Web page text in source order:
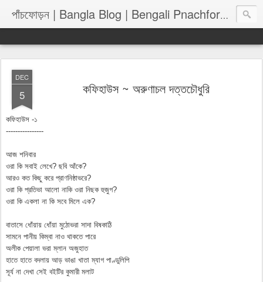
পাঁচফোড়ন | Bangla Blog | Bengali Pnachforon
DEC
5 কফিহাউস ~ অরুণাচল দত্তচৌধুরি
কফিহাউস -১
----------------
আজ শনিবার
ওরা কি সবাই লেখে? ছবি আঁকে?
আরও কত কিছু করে প্রাণনিষ্ঠাভরে?
ওরা কি প্রতিভা আলো নাকি ওরা নিছক হুজুগ?
ওরা কি একলা না কি সবে মিলে এক?
বাতাসে ধোঁয়ায় ধোঁয়া মুঠোভরা সাদা বিষকাঠি
সামনে পানীয় কিম্বা নাও থাকতে পারে
অলীক পেয়ালা ভরা ম্লান অজুহাত
হাতে হাতে বদলায় আড় ভাঙা খাতা ম্যাগ পাণ্ডুলিপি
সূর্য না দেখা সেই বইটির কুমারী মলাট